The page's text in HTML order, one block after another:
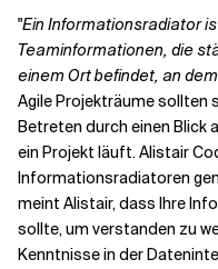
"Ein Informationsradiator
Teaminformationen, die
einem Ort befindet, an
Agile Projekträume sollten
Betreten durch einen Blick
ein Projekt läuft. Alistair
Informationsradiatoren
meint Alistair, dass Ihre
sollte, um verstanden zu
Kenntnisse in der